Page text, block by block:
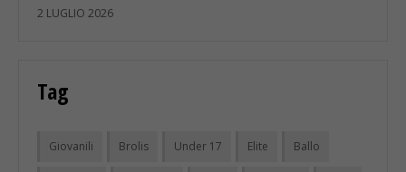
2 LUGLIO 2026
Tag
Giovanili Brolis Under 17 Elite Ballo